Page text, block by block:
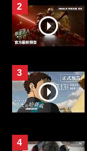
2
3
4